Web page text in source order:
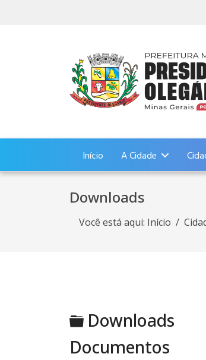
Início A Cidade
Downloads
Você está aqui: Início
Pasta
Downloads
Documentos